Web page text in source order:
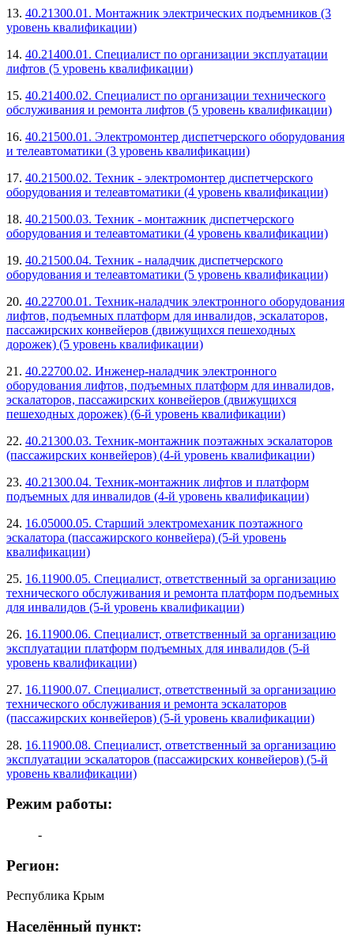
13. 40.21300.01. Монтажник электрических подъемников (3
уровень квалификации)
14. 40.21400.01. Специалист по организации эксплуатации
лифтов (5 уровень квалификации)
15. 40.21400.02. Специалист по организации технического
обслуживания и ремонта лифтов (5 уровень квалификации)
16. 40.21500.01. Электромонтер диспетчерского оборудования
и телеавтоматики (3 уровень квалификации)
17. 40.21500.02. Техник - электромонтер диспетчерского
оборудования и телеавтоматики (4 уровень квалификации)
18. 40.21500.03. Техник - монтажник диспетчерского
оборудования и телеавтоматики (4 уровень квалификации)
19. 40.21500.04. Техник - наладчик диспетчерского
оборудования и телеавтоматики (5 уровень квалификации)
20. 40.22700.01. Техник-наладчик электронного оборудования
лифтов, подъемных платформ для инвалидов, эскалаторов,
пассажирских конвейеров (движущихся пешеходных
дорожек) (5 уровень квалификации)
21. 40.22700.02. Инженер-наладчик электронного
оборудования лифтов, подъемных платформ для инвалидов,
эскалаторов, пассажирских конвейеров (движущихся
пешеходных дорожек) (6-й уровень квалификации)
22. 40.21300.03. Техник-монтажник поэтажных эскалаторов
(пассажирских конвейеров) (4-й уровень квалификации)
23. 40.21300.04. Техник-монтажник лифтов и платформ
подъемных для инвалидов (4-й уровень квалификации)
24. 16.05000.05. Старший электромеханик поэтажного
эскалатора (пассажирского конвейера) (5-й уровень
квалификации)
25. 16.11900.05. Специалист, ответственный за организацию
технического обслуживания и ремонта платформ подъемных
для инвалидов (5-й уровень квалификации)
26. 16.11900.06. Специалист, ответственный за организацию
эксплуатации платформ подъемных для инвалидов (5-й
уровень квалификации)
27. 16.11900.07. Специалист, ответственный за организацию
технического обслуживания и ремонта эскалаторов
(пассажирских конвейеров) (5-й уровень квалификации)
28. 16.11900.08. Специалист, ответственный за организацию
эксплуатации эскалаторов (пассажирских конвейеров) (5-й
уровень квалификации)
Режим работы:
-
Регион:
Республика Крым
Населённый пункт: